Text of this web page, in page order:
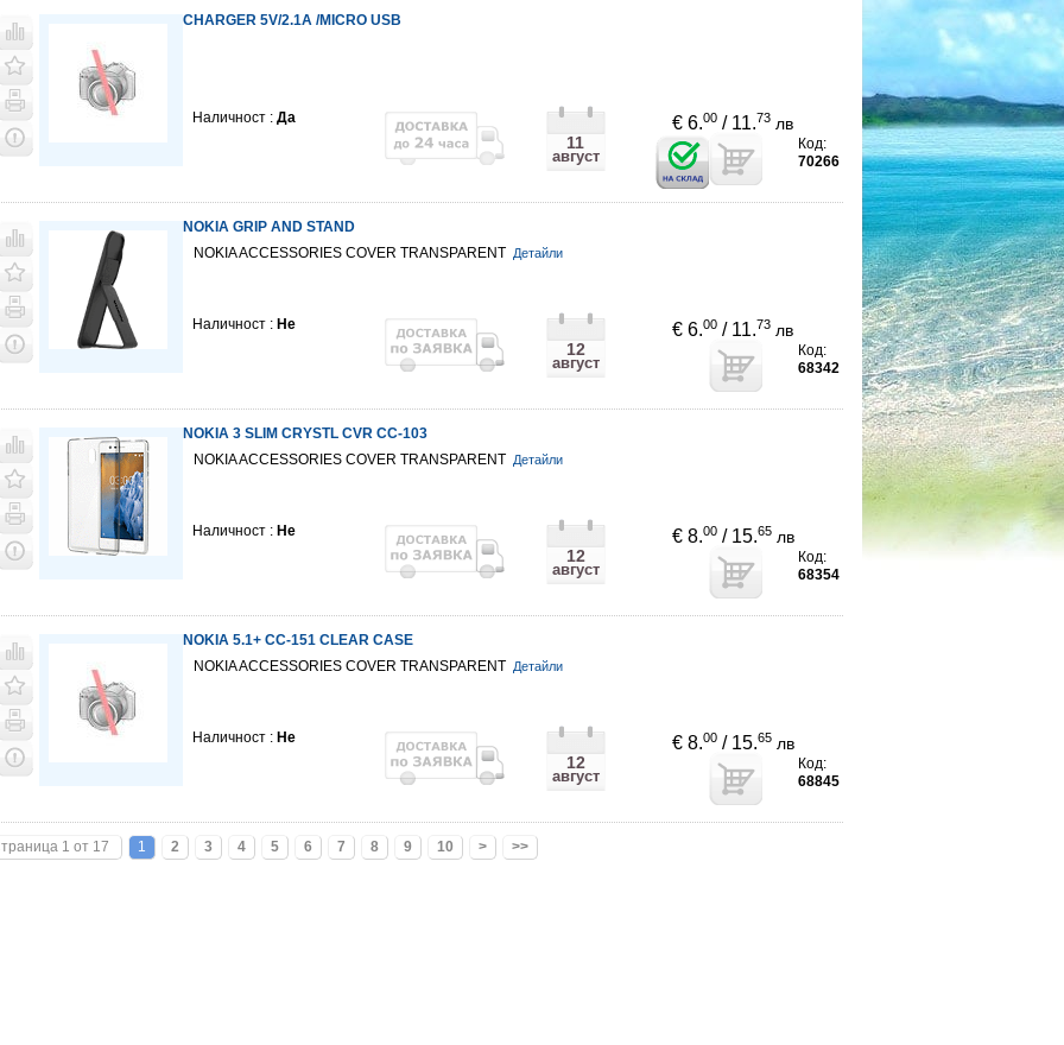
CHARGER 5V/2.1A /MICRO USB
Наличност : Да
11
август
€ 6.00 / 11.73 лв
Код:
70266
NOKIA GRIP AND STAND
NOKIA ACCESSORIES COVER TRANSPARENT Детайли
Наличност : Не
12
август
€ 6.00 / 11.73 лв
Код:
68342
NOKIA 3 SLIM CRYSTL CVR CC-103
NOKIA ACCESSORIES COVER TRANSPARENT Детайли
Наличност : Не
12
август
€ 8.00/ 15.65 лв
Код:
68354
NOKIA 5.1+ CC-151 CLEAR CASE
NOKIA ACCESSORIES COVER TRANSPARENT Детайли
Наличност : Не
12
август
€ 8.00/ 15.65 лв
Код:
68845
1 от 17 1 2 3 4 5 6 7 8 9 10 > >>